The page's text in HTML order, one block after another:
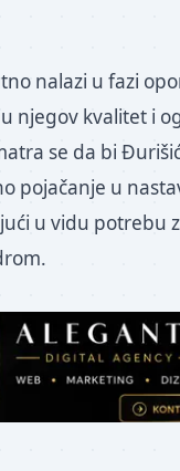
nalazi u fazi
njegov kvalitet i
se da bi
pojačanje u
u vidu potrebu